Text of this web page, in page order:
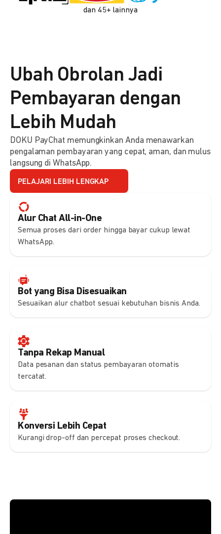
dan 45+ lainnya
Alur Chat All-in-One
Semua proses dari order hingga bayar cukup lewat
WhatsApp.
Bot yang Bisa Disesuaikan
Sesuaikan alur chatbot sesuai kebutuhan bisnis Anda.
Tanpa Rekap Manual
Data pesanan dan status pembayaran otomatis
tercatat.
Konversi Lebih Cepat
Kurangi drop-off dan percepat proses checkout.
Ubah Obrolan Jadi
Pembayaran dengan
Lebih Mudah
DOKU PayChat memungkinkan Anda menawarkan
pengalaman pembayaran yang cepat, aman, dan mulus
langsung di WhatsApp.
PELAJARI LEBIH LENGKAP